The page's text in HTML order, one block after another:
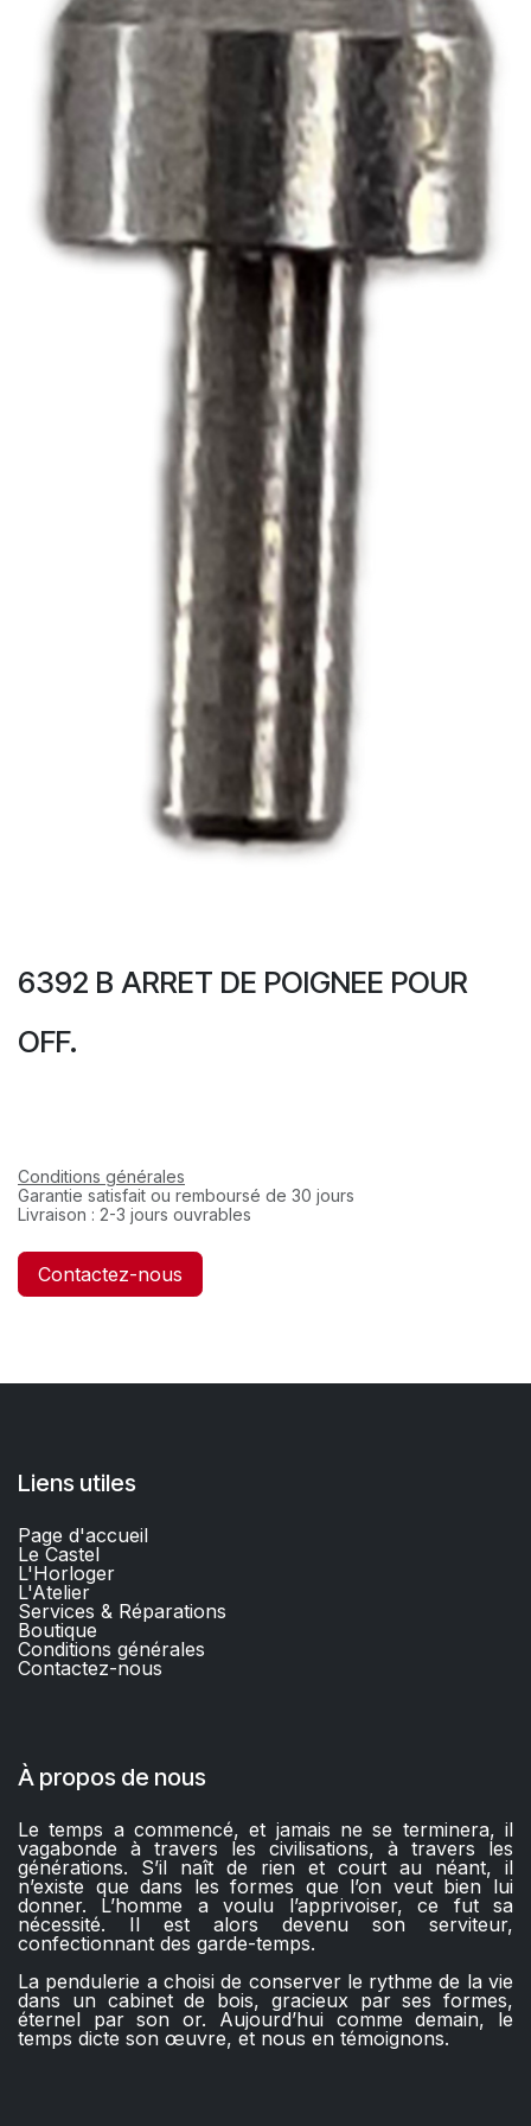
6392 B ARRET DE POIGNEE POUR
OFF.
Conditions générales
Garantie satisfait ou remboursé de 30 jours
Livraison : 2-3 jours ouvrables
Contactez-nous
Liens utiles
Page d'accueil
Le Castel
L'Horloger
L'Atelier
Services & Réparations
Boutique
Conditions générales
Contactez-nous​
À propos de nous
Le temps a commencé, et jamais ne se terminera, il
vagabonde à travers les civilisations, à travers les
générations. S’il naît de rien et court au néant, il
n’existe que dans les formes que l’on veut bien lui
donner. L’homme a voulu l’apprivoiser, ce fut sa
nécessité. Il est alors devenu son serviteur,
confectionnant des garde-temps.
La pendulerie a choisi de conserver le rythme de la vie
dans un cabinet de bois, gracieux par ses formes,
éternel par son or. Aujourd’hui comme demain, le
temps dicte son œuvre, et nous en témoignons.